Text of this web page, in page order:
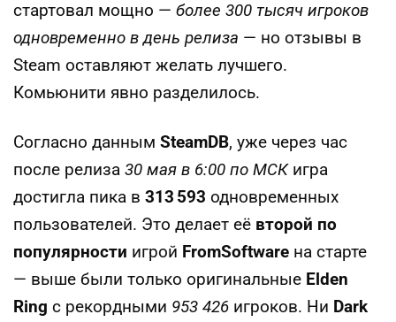
стартовал мощно — более 300 тысяч игроков
одновременно в день релиза — но отзывы в
Steam оставляют желать лучшего.
Комьюнити явно разделилось.
Согласно данным SteamDB, уже через час
после релиза 30 мая в 6:00 по МСКигра
достигла пика в 313 593 одновременных
пользователей. Это делает её второй по
популярности игрой FromSoftware на старте
— выше были только оригинальные Elden
Ring с рекордными 953 426 игроков. Ни Dark